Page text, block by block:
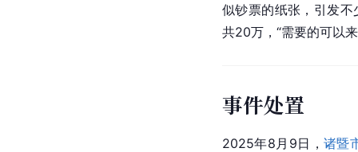
似钞票的纸张，引发不
共20万，“需要的可以
事件处置
2025年8月9日， 诸暨